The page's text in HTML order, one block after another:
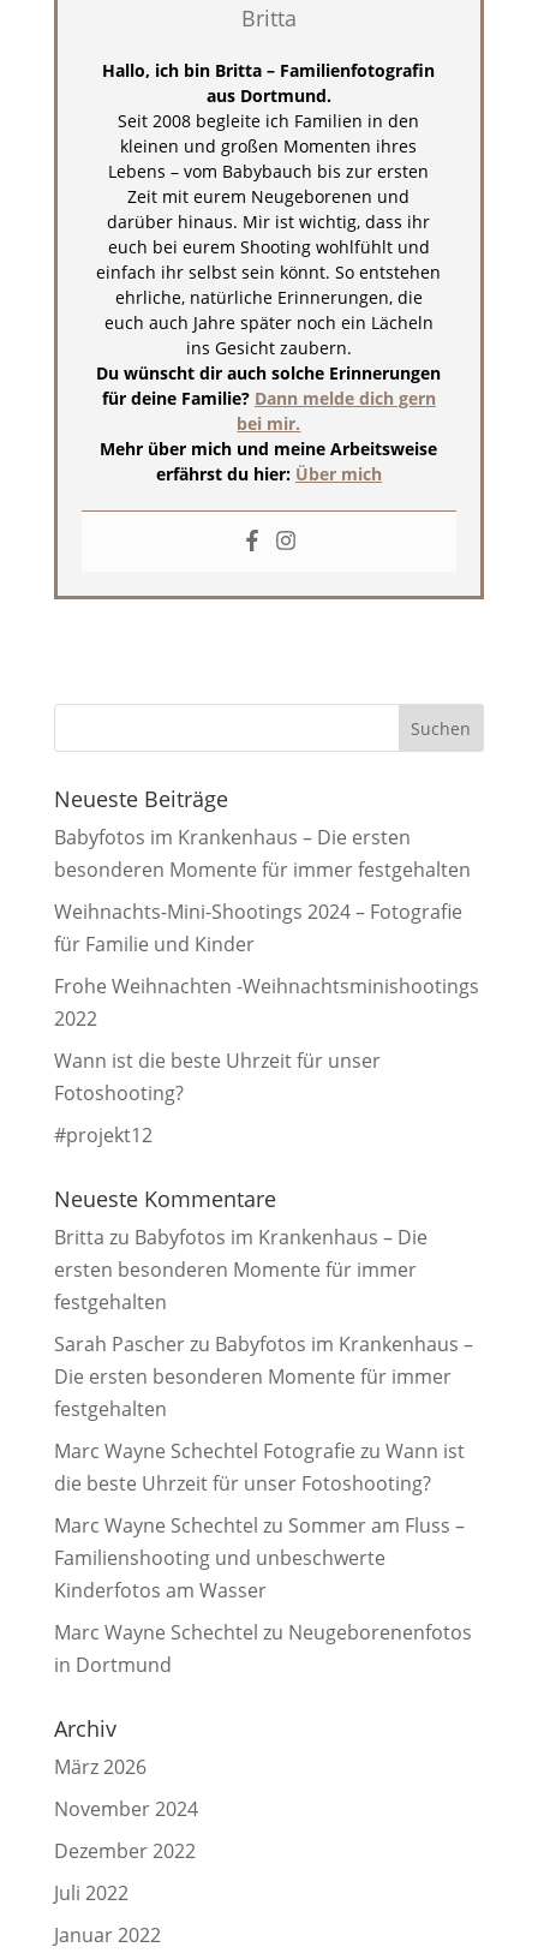
Britta
Hallo, ich bin Britta – Familienfotografin
aus Dortmund.
Seit 2008 begleite ich Familien in den
kleinen und großen Momenten ihres
Lebens – vom Babybauch bis zur ersten
Zeit mit eurem Neugeborenen und
darüber hinaus. Mir ist wichtig, dass ihr
euch bei eurem Shooting wohlfühlt und
einfach ihr selbst sein könnt. So entstehen
ehrliche, natürliche Erinnerungen, die
euch auch Jahre später noch ein Lächeln
ins Gesicht zaubern.
Du wünscht dir auch solche Erinnerungen
für deine Familie? Dann melde dich gern
bei mir.
Mehr über mich und meine Arbeitsweise
erfährst du hier: Über mich
Neueste Beiträge
Babyfotos im Krankenhaus – Die ersten
besonderen Momente für immer festgehalten
Weihnachts-Mini-Shootings 2024 – Fotografie
für Familie und Kinder
Frohe Weihnachten -Weihnachtsminishootings
2022
Wann ist die beste Uhrzeit für unser
Fotoshooting?
#projekt12
Neueste Kommentare
Britta zu Babyfotos im Krankenhaus – Die
ersten besonderen Momente für immer
festgehalten
Sarah Pascherzu Babyfotos im Krankenhaus –
Die ersten besonderen Momente für immer
festgehalten
Marc Wayne Schechtel Fotografie zu Wann ist
die beste Uhrzeit für unser Fotoshooting?
Marc Wayne Schechtel zu Sommer am Fluss –
Familienshooting und unbeschwerte
Kinderfotos am Wasser
Marc Wayne Schechtel zu Neugeborenenfotos
in Dortmund
Archiv
März 2026
November 2024
Dezember 2022
Juli 2022
Januar 2022